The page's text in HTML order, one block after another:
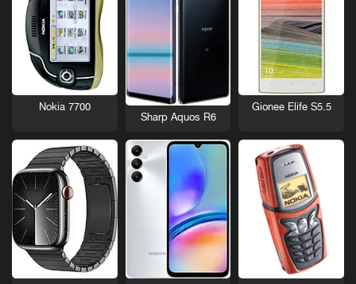
Gionee Elife S5.5
Sharp Aquos R6
Nokia 7700